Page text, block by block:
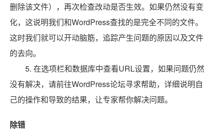
删除该文件），再次检查改动是否生效。如果仍然没有变
化，这说明我们和WordPress查找的是完全不同的文件。
这时我们就可以开动脑筋，追踪产生问题的原因以及文件
的去向。
5. 在选项栏和数据库中查看URL设置，如果问题仍然
没有解决，请前往WordPress论坛寻求帮助，详细说明自
己的操作和导致的结果，让专家帮你解决问题。
除错